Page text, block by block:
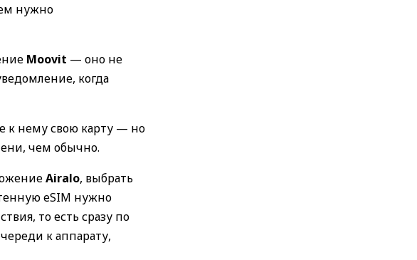
нужно
Moovit — оно не
когда
к нему свою карту — но
чем обычно.
Airalo, выбрать
eSIM нужно
то есть сразу по
к аппарату,